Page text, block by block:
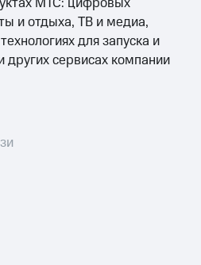
и отдыха, ТВ и медиа,
для запуска и
других сервисах компании